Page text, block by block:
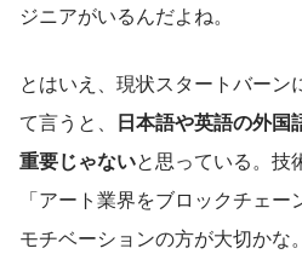
ジニアがいるんだよね。
とはいえ、現状スタートバーン
て言うと、 日本語や英語の外国
重要じゃないと思っている。技
「アート業界をブロックチェ
モチベーションの方が大切かな。